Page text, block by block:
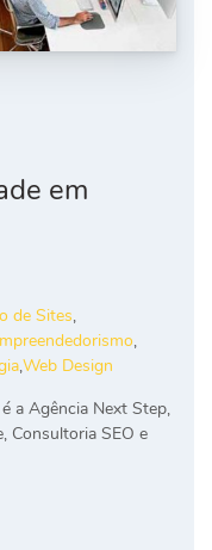
em
de Sites,
,
,Web Design
a Agência Next Step,
Consultoria SEO e